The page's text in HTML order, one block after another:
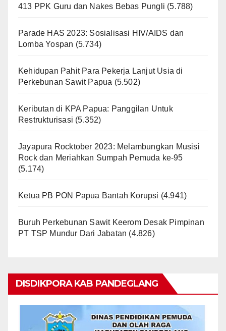
413 PPK Guru dan Nakes Bebas Pungli (5.788)
Parade HAS 2023: Sosialisasi HIV/AIDS dan
Lomba Yospan (5.734)
Kehidupan Pahit Para Pekerja Lanjut Usia di
Perkebunan Sawit Papua (5.502)
Keributan di KPA Papua: Panggilan Untuk
Restrukturisasi (5.352)
Jayapura Rocktober 2023: Melambungkan Musisi
Rock dan Meriahkan Sumpah Pemuda ke-95
(5.174)
Ketua PB PON Papua Bantah Korupsi (4.941)
Buruh Perkebunan Sawit Keerom Desak Pimpinan
PT TSP Mundur Dari Jabatan (4.826)
DISDIKPORA KAB PANDEGLANG